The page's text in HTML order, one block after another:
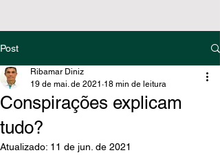
Post
Conspirações explicam
tudo?
Ribamar Diniz
19 de mai. de 2021 18 min de leitura
Atualizado: 11 de jun. de 2021